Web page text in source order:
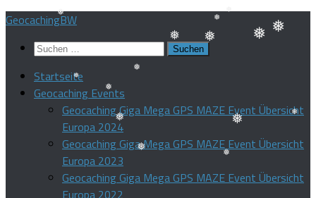
❅
❅
❅
❅
❅
Zum
springen
GeocachingBW
Suchen
Startseite
Geocaching Events
Geocaching Giga Mega GPS MAZE Event Übersicht
Europa 2024
Geocaching Giga Mega GPS MAZE Event Übersicht
Europa 2023
Geocaching Giga Mega GPS MAZE Event Übersicht
Europa 2022